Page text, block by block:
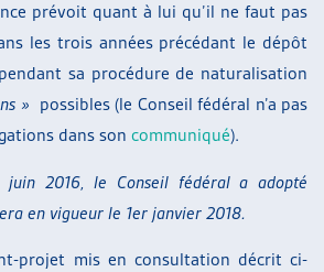
prévoit quant à lui qu’il ne faut pas
les trois années précédant le dépôt
sa procédure de naturalisation
» possibles (le Conseil fédéral n’a pas
dans son communiqué).
2016, le Conseil fédéral a adopté
en vigueur le 1er janvier 2018.
projet mis en consultation décrit ci-